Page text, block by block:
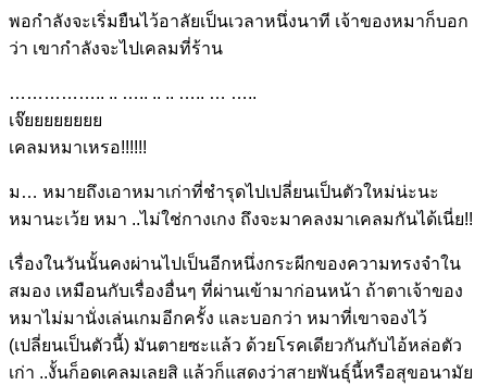
พอกำลังจะเริ่มยืนไว้อาลัยเป็นเวลาหนึ่งนาที เจ้าของหมาก็บอก
ว่า เขากำลังจะไปเคลมที่ร้าน
…………….. .. ….. .. .. ….. … …..
เจ๊ยยยยยยยย
เคลมหมาเหรอ!!!!!!
ม… หมายถึงเอาหมาเก่าที่ชำรุดไปเปลี่ยนเป็นตัวใหม่น่ะนะ
หมานะเว้ย หมา ..ไม่ใช่กางเกง ถึงจะมาคลงมาเคลมกันได้เนี่ย!!
เรื่องในวันนั้นคงผ่านไปเป็นอีกหนึ่งกระผีกของความทรงจำใน
สมอง เหมือนกับเรื่องอื่นๆ ที่ผ่านเข้ามาก่อนหน้า ถ้าตาเจ้าของ
หมาไม่มานั่งเล่นเกมอีกครั้ง และบอกว่า หมาที่เขาจองไว้
(เปลี่ยนเป็นตัวนี้) มันตายซะแล้ว ด้วยโรคเดียวกันกับไอ้หล่อตัว
เก่า ..งั้นก็อดเคลมเลยสิ แล้วก็แสดงว่าสายพันธุ์นี้หรือสุขอนามัย